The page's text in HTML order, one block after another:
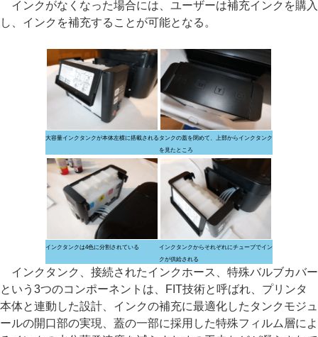
インクがなくなった場合には、ユーザーは補充インクを購入
し、インクを補充することが可能となる。
大容量インクタンクが本体左横に搭載される タンクの蓋を閉めて、上部からインクタンク
を見たところ
インクタンクは4色に分割されている
インクタンクからそれぞれにチューブでイン
クが供給される
インクタンク、接続されたインクホース、特殊バルブカバー
という3つのコンポーネントは、FIT技術と呼ばれ、プリンタ
本体と連動した設計、インクの補充に最適化したタンクモジュ
ールの開口部の実現、蓋の一部に採用した特殊フィルム層によ